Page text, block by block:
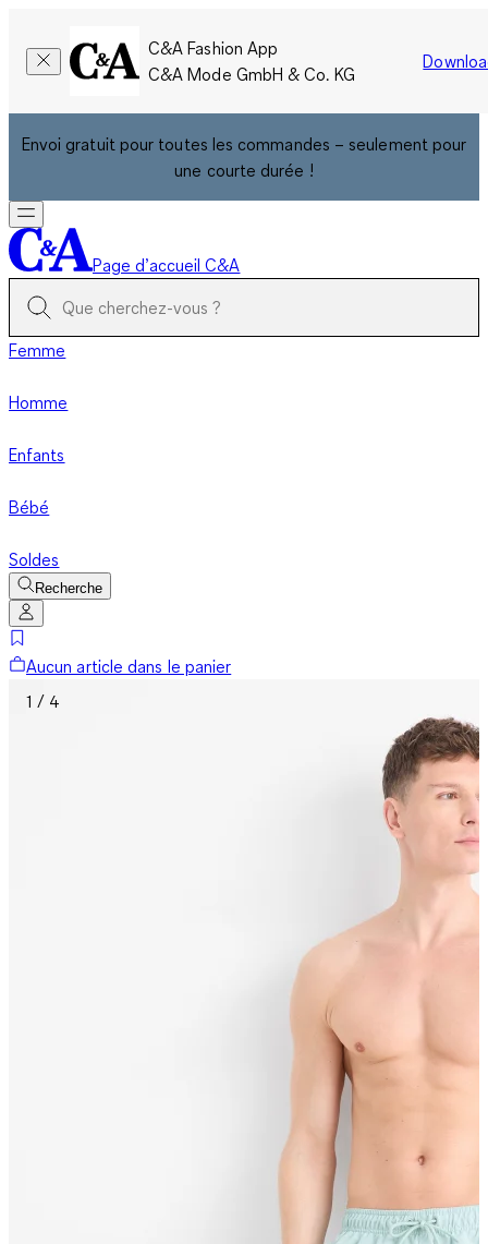
C&A Fashion App
C&A Mode GmbH & Co. KG
Envoi gratuit pour toutes les commandes – seulement pour
une courte durée !
Page d’accueil C&A
Femme
Homme
Enfants
Bébé
Soldes
Recherche
Aucun article dans le panier
1 / 4